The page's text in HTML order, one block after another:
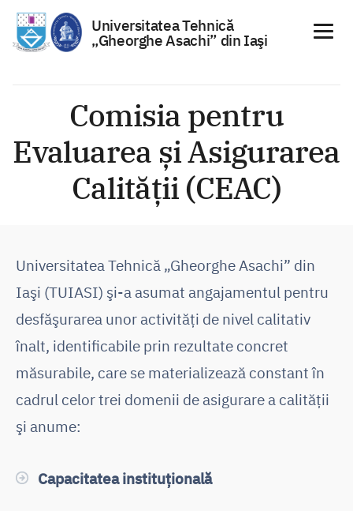
Universitatea Tehnică
„Gheorghe Asachi” din Iaşi
Comisia pentru
Evaluarea și Asigurarea
Calității (CEAC)
Universitatea Tehnică „Gheorghe Asachi” din
Iaşi (TUIASI) şi-a asumat angajamentul pentru
desfăşurarea unor activităţi de nivel calitativ
înalt, identificabile prin rezultate concret
măsurabile, care se materializează constant în
cadrul celor trei domenii de asigurare a calităţii
şi anume:
Capacitatea instituţională